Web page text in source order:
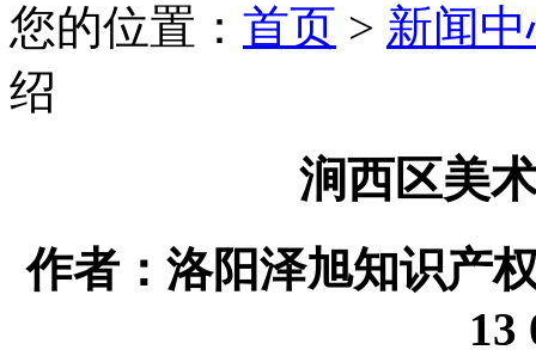
您的位置： 首页 > 新闻
绍
涧西区美
作者：洛阳泽旭知识产
13